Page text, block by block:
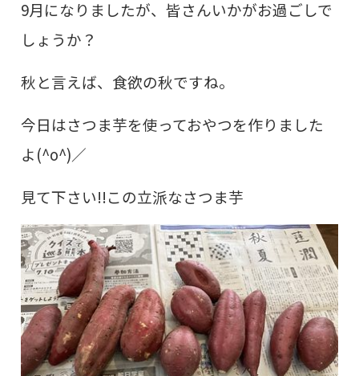
9月になりましたが、皆さんいかがお過ごしで
しょうか？
秋と言えば、食欲の秋ですね。
今日はさつま芋を使っておやつを作りました
よ(^o^)／
見て下さい!!この立派なさつま芋